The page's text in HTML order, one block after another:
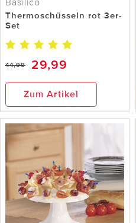
Basilico
Thermoschüsseln rot 3er-
Set
44,99 29,99
Zum Artikel